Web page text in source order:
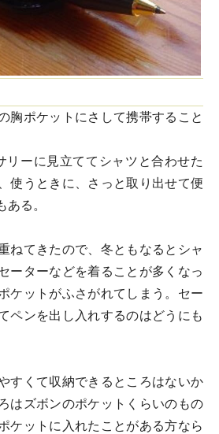
胸ポケットにさして携帯すること
リーに見立ててシャツと合わせた
使うときに、さっと取り出せて便
る。
ねてきたので、冬ともなるとシャ
ーターなどを着ることが多くなっ
ケットがふさがれてしまう。セー
ペンを出し入れするのはどうにも
すくて収納できるところはないか
はズボンのポケットくらいのもの
ケットに入れたことがある方なら